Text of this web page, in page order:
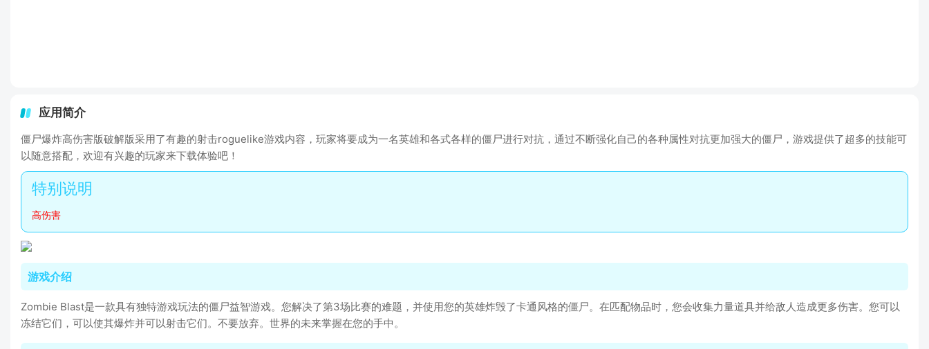
应用简介
僵尸爆炸高伤害版破解版采用了有趣的射击roguelike游戏内容，玩家将要成为一名英雄和各式各样的僵尸进行对抗，通过不断强化自己的各种属性对抗更加强大的僵尸，游戏提供了超多的技能可
以随意搭配，欢迎有兴趣的玩家来下载体验吧！
高伤害
游戏介绍
Zombie Blast是一款具有独特游戏玩法的僵尸益智游戏。您解决了第3场比赛的难题，并使用您的英雄炸毁了卡通风格的僵尸。在匹配物品时，您会收集力量道具并给敌人造成更多伤害。您可以
冻结它们，可以使其爆炸并可以射击它们。不要放弃。世界的未来掌握在您的手中。